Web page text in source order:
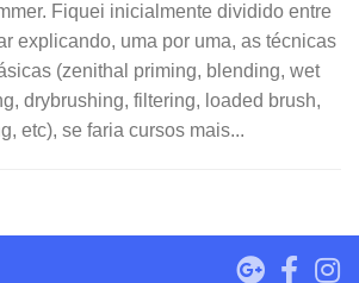
Fiquei inicialmente dividido entre
explicando, uma por uma, as técnicas
(zenithal priming, blending, wet
drybrushing, filtering, loaded brush,
etc), se faria cursos mais...